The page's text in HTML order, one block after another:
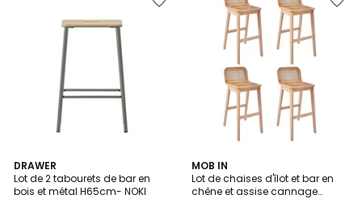
DRAWER
Lot de 2 tabourets de bar en
bois et métal H65cm- NOKI
MOB IN
Lot de chaises d'îlot et bar en
chêne et assise cannage